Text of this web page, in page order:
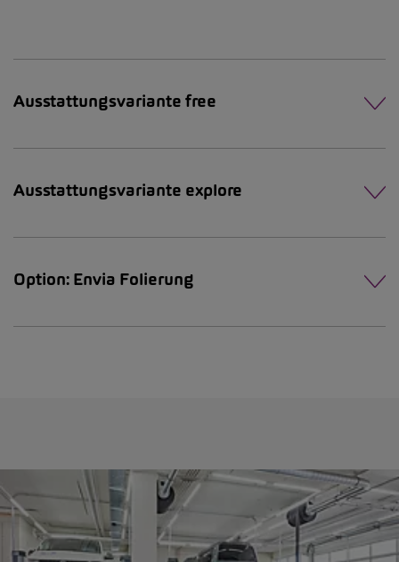
Ausstattungsvariante free
Ausstattungsvariante explore
Option: Envia Folierung